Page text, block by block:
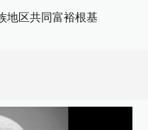
地区共同富裕根基